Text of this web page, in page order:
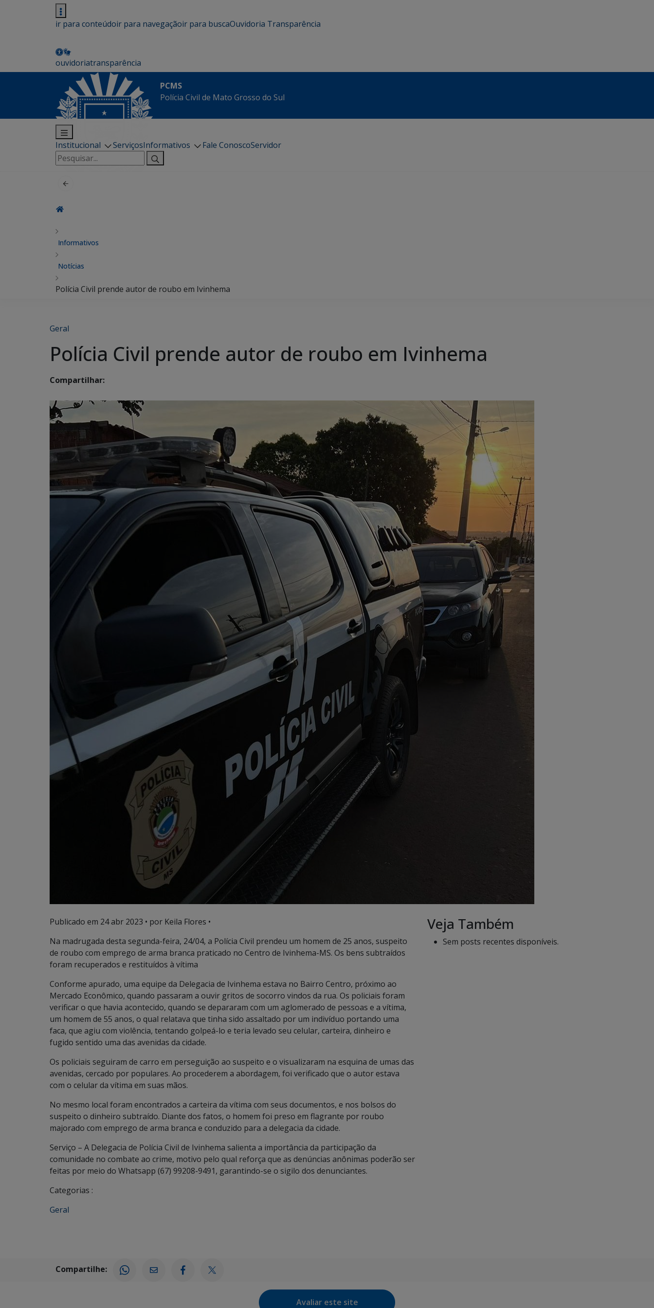
ir para conteúdoir para navegaçãoir para buscaOuvidoria Transparência
ouvidoriatransparência
PCMS
Polícia Civil de Mato Grosso do Sul
Institucional ServiçosInformativos Fale ConoscoServidor
Pesquisar
por:
Informativos
Notícias
Polícia Civil prende autor de roubo em Ivinhema
Geral
Polícia Civil prende autor de roubo em Ivinhema
Compartilhar:
Publicado em 24 abr 2023 • por Keila Flores •
Na madrugada desta segunda-feira, 24/04, a Polícia Civil prendeu um homem de 25 anos, suspeito
de roubo com emprego de arma branca praticado no Centro de Ivinhema-MS. Os bens subtraídos
foram recuperados e restituídos à vítima
Conforme apurado, uma equipe da Delegacia de Ivinhema estava no Bairro Centro, próximo ao
Mercado Econômico, quando passaram a ouvir gritos de socorro vindos da rua. Os policiais foram
verificar o que havia acontecido, quando se depararam com um aglomerado de pessoas e a vítima,
um homem de 55 anos, o qual relatava que tinha sido assaltado por um indivíduo portando uma
faca, que agiu com violência, tentando golpeá-lo e teria levado seu celular, carteira, dinheiro e
fugido sentido uma das avenidas da cidade.
Os policiais seguiram de carro em perseguição ao suspeito e o visualizaram na esquina de umas das
avenidas, cercado por populares. Ao procederem a abordagem, foi verificado que o autor estava
com o celular da vítima em suas mãos.
No mesmo local foram encontrados a carteira da vítima com seus documentos, e nos bolsos do
suspeito o dinheiro subtraído. Diante dos fatos, o homem foi preso em flagrante por roubo
majorado com emprego de arma branca e conduzido para a delegacia da cidade.
Serviço – A Delegacia de Polícia Civil de Ivinhema salienta a importância da participação da
comunidade no combate ao crime, motivo pelo qual reforça que as denúncias anônimas poderão ser
feitas por meio do Whatsapp (67) 99208-9491, garantindo-se o sigilo dos denunciantes.
Categorias :
Geral
Veja Também
Sem posts recentes disponíveis.
Compartilhe:
Avaliar este site